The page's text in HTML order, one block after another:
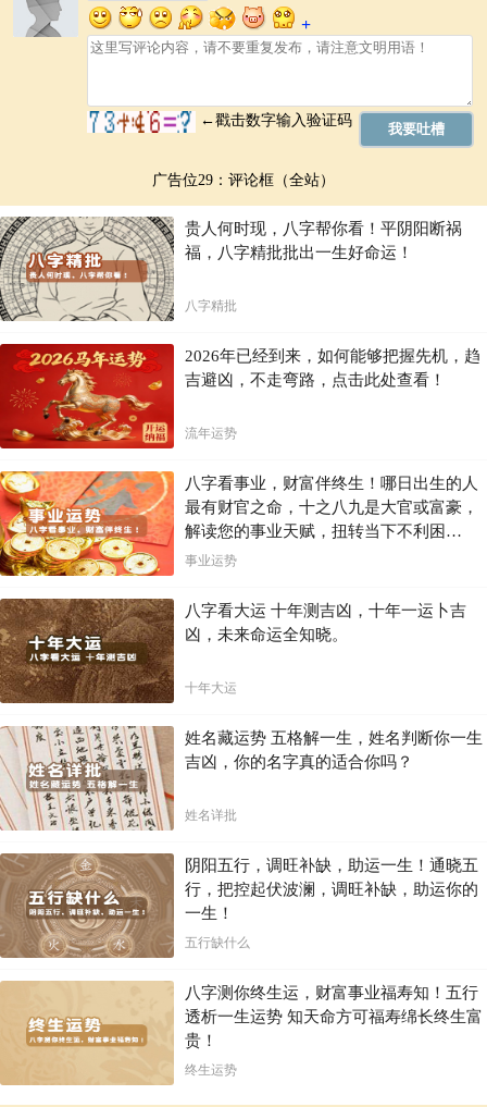
广告位29：评论框（全站）
贵人何时现，八字帮你看！平阴阳断祸
福，八字精批批出一生好命运！
八字精批
2026年已经到来，如何能够把握先机，趋
吉避凶，不走弯路，点击此处查看！
流年运势
八字看事业，财富伴终生！哪日出生的人
最有财官之命，十之八九是大官或富豪，
解读您的事业天赋，扭转当下不利困
局！！
事业运势
八字看大运 十年测吉凶，十年一运卜吉
凶，未来命运全知晓。
十年大运
姓名藏运势 五格解一生，姓名判断你一生
吉凶，你的名字真的适合你吗？
姓名详批
阴阳五行，调旺补缺，助运一生！通晓五
行，把控起伏波澜，调旺补缺，助运你的
一生！
五行缺什么
八字测你终生运，财富事业福寿知！五行
透析一生运势 知天命方可福寿绵长终生富
贵！
终生运势